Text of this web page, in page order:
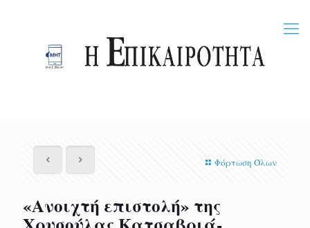
Φόρτωση Όλων
«Ανοιχτή επιστολή» της